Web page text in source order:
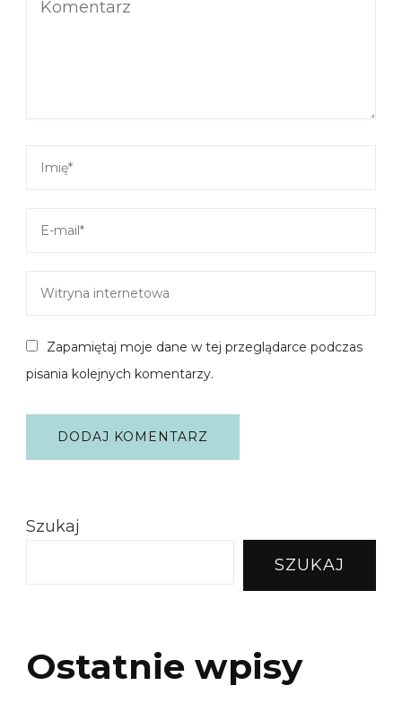
Zapamiętaj moje dane w tej przeglądarce podczas
pisania kolejnych komentarzy.
Szukaj
SZUKAJ
Ostatnie wpisy